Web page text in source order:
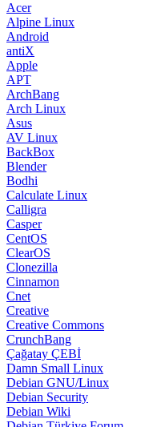
Acer
Alpine Linux
Android
antiX
Apple
APT
ArchBang
Arch Linux
Asus
AV Linux
BackBox
Blender
Bodhi
Calculate Linux
Calligra
Casper
CentOS
ClearOS
Clonezilla
Cinnamon
Cnet
Creative
Creative Commons
CrunchBang
Çağatay ÇEBİ
Damn Small Linux
Debian GNU/Linux
Debian Security
Debian Wiki